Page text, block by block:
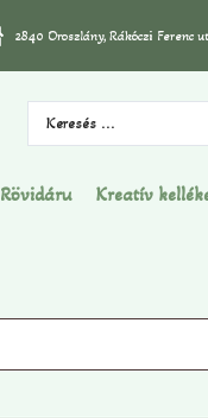
2840 Oroszlány, Rákóczi Ferenc
Rövidáru Kreatív